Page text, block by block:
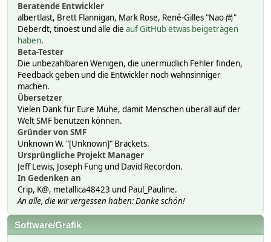
Beratende Entwickler
albertlast, Brett Flannigan, Mark Rose, René-Gilles "Nao 尚"
Deberdt, tinoest und alle die auf GitHub etwas beigetragen
haben.
Beta-Tester
Die unbezahlbaren Wenigen, die unermüdlich Fehler finden,
Feedback geben und die Entwickler noch wahnsinniger
machen.
Übersetzer
Vielen Dank für Eure Mühe, damit Menschen überall auf der
Welt SMF benutzen können.
Gründer von SMF
Unknown W. "[Unknown]" Brackets.
Ursprüngliche Projekt Manager
Jeff Lewis, Joseph Fung und David Recordon.
In Gedenken an
Crip, K@, metallica48423 und Paul_Pauline.
An alle, die wir vergessen haben: Danke schön!
Software/Grafik